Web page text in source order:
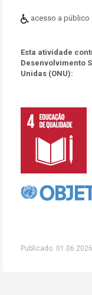
acesso a
Esta atividade
Desenvolvimento
Unidas (ONU):
Publicado: